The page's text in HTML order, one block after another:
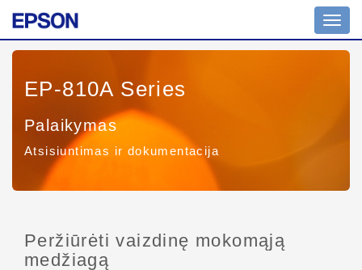
EP-810A Series
Palaikymas
Atsisiuntimas ir dokumentacija
Peržiūrėti vaizdinę mokomąją
medžiagą